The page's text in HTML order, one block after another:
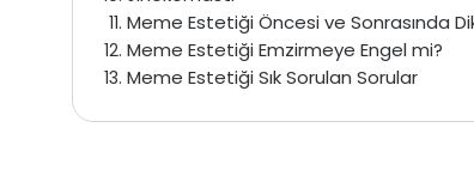
Meme Estetiği Öncesi ve Sonrasında
Meme Estetiği Emzirmeye Engel mi?
Meme Estetiği Sık Sorulan Sorular